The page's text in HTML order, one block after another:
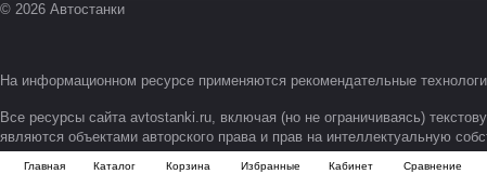
© 2026 Автостанки
На информационном ресурсе применяются рекомендательные
Все ресурсы сайта avtostanki.ru, включая (но не ограничиваясь)
являются объектами авторского права и прав на интеллектуальную
Главная Каталог Корзина Избранные Кабинет Сравнение